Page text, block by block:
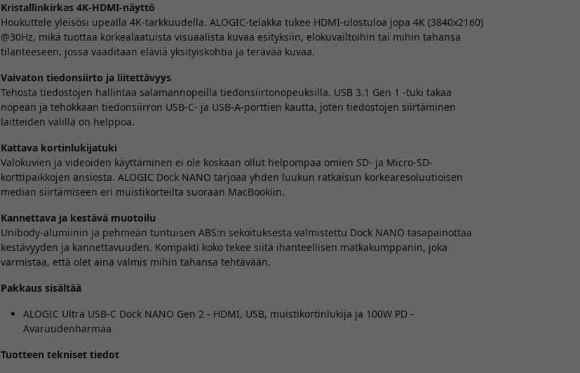
Kristallinkirkas 4K-HDMI-näyttö
Houkuttele yleisösi upealla 4K-tarkkuudella. ALOGIC-telakka tukee HDMI-ulostuloa jopa 4K (3840x2160)
@30Hz, mikä tuottaa korkealaatuista visuaalista kuvaa esityksiin, elokuvailtoihin tai mihin tahansa
tilanteeseen, jossa vaaditaan eläviä yksityiskohtia ja terävää kuvaa.
Vaivaton tiedonsiirto ja liitettävyys
Tehosta tiedostojen hallintaa salamannopeilla tiedonsiirtonopeuksilla. USB 3.1 Gen 1 -tuki takaa
nopean ja tehokkaan tiedonsiirron USB-C- ja USB-A-porttien kautta, joten tiedostojen siirtäminen
laitteiden välillä on helppoa.
Kattava kortinlukijatuki
Valokuvien ja videoiden käyttäminen ei ole koskaan ollut helpompaa omien SD- ja Micro-SD-
korttipaikkojen ansiosta. ALOGIC Dock NANO tarjoaa yhden luukun ratkaisun korkearesoluutioisen
median siirtämiseen eri muistikorteilta suoraan MacBookiin.
Kannettava ja kestävä muotoilu
Unibody-alumiinin ja pehmeän tuntuisen ABS:n sekoituksesta valmistettu Dock NANO tasapainottaa
kestävyyden ja kannettavuuden. Kompakti koko tekee siitä ihanteellisen matkakumppanin, joka
varmistaa, että olet aina valmis mihin tahansa tehtävään.
Pakkaus sisältää
ALOGIC Ultra USB-C Dock NANO Gen 2 - HDMI, USB, muistikortinlukija ja 100W PD -
Avaruudenharmaa
Tuotteen tekniset tiedot